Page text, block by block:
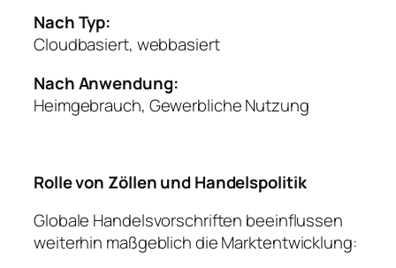
Nach Typ:
Cloudbasiert, webbasiert
Nach Anwendung:
Heimgebrauch, Gewerbliche Nutzung
Rolle von Zöllen und Handelspolitik
Globale Handelsvorschriften beeinflussen
weiterhin maßgeblich die Marktentwicklung: